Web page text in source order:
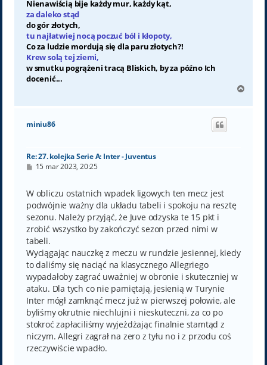
Nienawiścią bije każdy mur, każdy kąt,
za daleko stąd
do gór złotych,
tu najłatwiej nocą poczuć ból i kłopoty,
Co za ludzie mordują się dla paru złotych?!
Krew solą tej ziemi,
w smutku pogrążeni tracą Bliskich, by za późno Ich
docenić...
g
miniu86
Re: 27. kolejka Serie A: Inter - Juventus
P
t
15 mar 2023, 20:25
W obliczu ostatnich wpadek ligowych ten mecz jest
podwójnie ważny dla układu tabeli i spokoju na resztę
sezonu. Należy przyjąć, że Juve odzyska te 15 pkt i
zrobić wszystko by zakończyć sezon przed nimi w
tabeli.
Wyciągając nauczkę z meczu w rundzie jesiennej, kiedy
to daliśmy się naciąć na klasycznego Allegriego
wypadałoby zagrać uważniej w obronie i skuteczniej w
ataku. Dla tych co nie pamiętają, jesienią w Turynie
Inter mógł zamknąć mecz już w pierwszej połowie, ale
byliśmy okrutnie niechlujni i nieskuteczni, za co po
stokroć zapłaciliśmy wyjeżdżając finalnie stamtąd z
niczym. Allegri zagrał na zero z tyłu no i z przodu coś
rzeczywiście wpadło.